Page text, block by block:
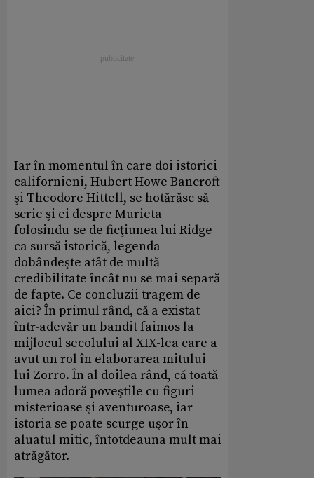
Iar în momentul în care doi istorici
californieni, Hubert Howe Bancroft
şi Theodore Hittell, se hotărăsc să
scrie şi ei despre Murieta
folosindu-se de ficţiunea lui Ridge
ca sursă istorică, legenda
dobândeşte atât de multă
credibilitate încât nu se mai separă
de fapte. Ce concluzii tragem de
aici? În primul rând, că a existat
într-adevăr un bandit faimos la
mijlocul secolului al XIX-lea care a
avut un rol în elaborarea mitului
lui Zorro. În al doilea rând, că toată
lumea adoră poveştile cu figuri
misterioase şi aventuroase, iar
istoria se poate scurge uşor în
aluatul mitic, întotdeauna mult mai
atrăgător.